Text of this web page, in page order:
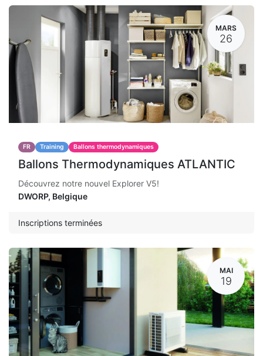
MARS
26
FR Training Ballons thermodynamiques
Ballons Thermodynamiques ATLANTIC
Découvrez notre nouvel Explorer V5!
DWORP, Belgique
Inscriptions terminées
MAI
19